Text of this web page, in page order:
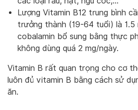
Lượng Vitamin B12 trung bình
trưởng thành (19-64 tuổi) là 1.5
cobalamin bổ sung bằng thực
không dùng quá 2 mg/ngày.
Vitamin B rất quan trọng cho cơ
luôn đủ vitamin B bằng cách sử
ăn.